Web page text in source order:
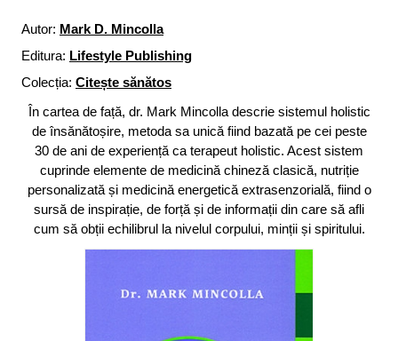
Autor: Mark D. Mincolla
Editura: Lifestyle Publishing
Colecția: Citește sănătos
În cartea de față, dr. Mark Mincolla descrie sistemul holistic
de însănătoșire, metoda sa unică fiind bazată pe cei peste
30 de ani de experiență ca terapeut holistic. Acest sistem
cuprinde elemente de medicină chineză clasică, nutriție
personalizată și medicină energetică extrasenzorială, fiind o
sursă de inspirație, de forță și de informații din care să afli
cum să obții echilibrul la nivelul corpului, minții și spiritului.